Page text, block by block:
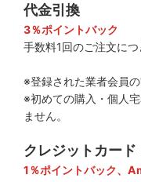
代金引換
3％ポイントバック
手数料1回のご注文に
※登録された業者会員の
※初めての購入・個人
ません。
クレジットカー
1％ポイントバック、